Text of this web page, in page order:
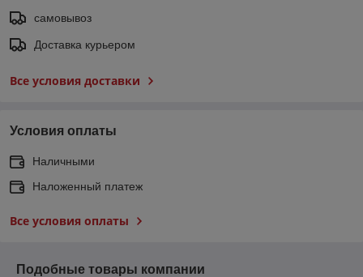
самовывоз
Доставка курьером
Все условия доставки
Условия оплаты
Наличными
Наложенный платеж
Все условия оплаты
Подобные товары компании